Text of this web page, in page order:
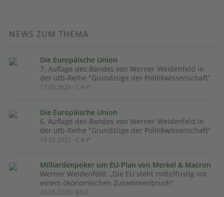
NEWS ZUM THEMA
Die Europäische Union
7. Auflage des Bandes von Werner Weidenfeld in
der utb-Reihe "Grundzüge der Politikwissenschaft"
17.03.2025 · C·A·P
Die Europäische Union
6. Auflage des Bandes von Werner Weidenfeld in
der utb-Reihe "Grundzüge der Politikwissenschaft"
19.05.2021 · C·A·P
Milliardenpoker um EU-Plan von Merkel & Macron
Werner Weidenfeld: „Die EU steht mittelfristig vor
einem ökonomischen Zusammenbruch“
24.05.2020 · BILD